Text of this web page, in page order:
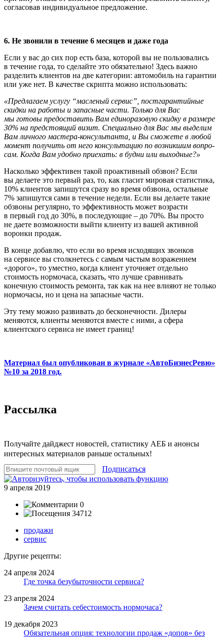
согла­совав индивидуальное предложение.
6. Не звонили в течение 6 месяцев и даже года
Если у вас до сих пор есть база, которой вы не пользовались
в течение года, то сде­лайте это обязательно! Здесь важно
разде­лить клиентов на две категории: автомо­биль на гарантии
или уже нет. В качестве скрипта можно использовать:
«Предлагаем услугу “масленый сервис”, постгарантийные
скидки на работы и запасные части. Только для Вас
мы готовы предоставить Вам единоразовую скидку в размере
30% на предстоящий визит. Специально для Вас мы выделим
Вам личного мастера-консультанта, и Вы сможете в любой
момент получить от него консультацию по возникшим вопро­
сам. Когда Вам удобно приехать: в будни или выходные?»
Насколько эффективен такой проактив­ный обзвон? Если
вы делаете это первый раз, то, как гласит мировая статистика,
10% клиентов запишутся сразу во время обзвона, остальные
7% запишутся сами в течение недели. Если вы делаете такие
обзвоны регулярно, то эффективность может возрасти
в первый год до 30%, в последующие – до 70%. Вы просто
не даете возможности выйти клиенту из вашей активной
воронки продаж.
В конце добавлю, что если во время исхо­дящих звонков
на сервисе вы столкнетесь с самым частым возражением
«дорого», то уместно, когда клиент уточняет отдельно
стоимость нормочаса, сказать, что лучше сравнивать
конечную стоимость ремонта, так как на нее влияют не только
нормочасы, но и цена на запасные части.
Эту тему можно развивать до бесконеч­ности. Дилеры
меняются, клиенты меняются вместе с ними, а сфера
клиентского сер­виса не имеет границ!
Материал был опубликован в журнале «АвтоБизнесРевю»
№10 за 2018 год.
Рассылка
Получайте дайджест новостей, статистику АЕБ и анонсы
интересных материалов раньше остальных!
Подписаться
9 апреля 2019
0
34712
продажи
сервис
Другие рецепты:
24 апреля 2024
Где точка безубыточности сервиса?
23 апреля 2024
Зачем считать себестоимость нормочаса?
19 декабря 2023
Обязательная опция: технологии продаж «допов» без